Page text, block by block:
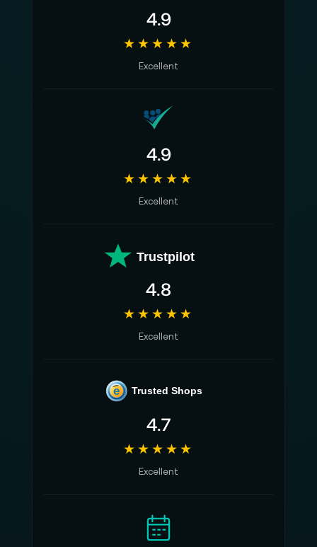
4.9
★★★★★
Excellent
4.9
★★★★★
Excellent
Trustpilot
4.8
★★★★★
Excellent
e Trusted Shops
4.7
★★★★★
Excellent